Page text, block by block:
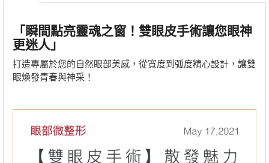
「瞬間點亮靈魂之窗！雙眼皮手術讓您眼神
更迷人」
打造專屬於您的自然眼部美感，從寬度到弧度精心設計，讓雙
眼煥發青春與神采！